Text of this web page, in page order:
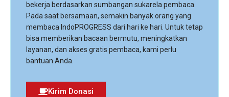
bekerja berdasarkan sumbangan sukarela pembaca.
Pada saat bersamaan, semakin banyak orang yang
membaca IndoPROGRESS dari hari ke hari. Untuk tetap
bisa memberikan bacaan bermutu, meningkatkan
layanan, dan akses gratis pembaca, kami perlu
bantuan Anda.
Kirim Donasi